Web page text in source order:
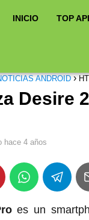
INICIO TOP
ANDROID
Desire
hace 4 años
es un